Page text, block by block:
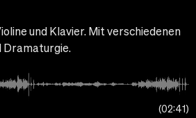
und Klavier. Mit verschiedenen
Dramaturgie.
02:41